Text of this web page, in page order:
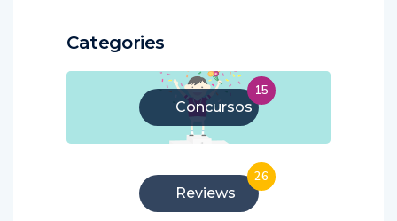
Categories
Concursos
15
Reviews
26